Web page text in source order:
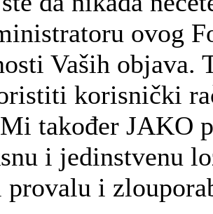
ovog
Vaših
korisnički
također JAKO
i jedinstvenu
i